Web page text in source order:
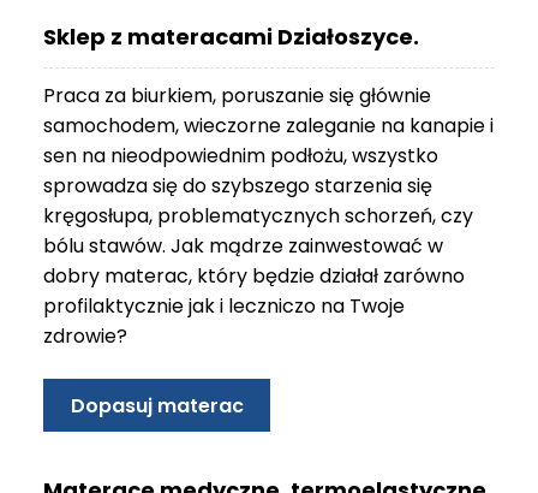
Sklep z materacami Działoszyce.
Praca za biurkiem, poruszanie się głównie
samochodem, wieczorne zaleganie na kanapie i
sen na nieodpowiednim podłożu, wszystko
sprowadza się do szybszego starzenia się
kręgosłupa, problematycznych schorzeń, czy
bólu stawów. Jak mądrze zainwestować w
dobry materac, który będzie działał zarówno
profilaktycznie jak i leczniczo na Twoje
zdrowie?
Dopasuj materac